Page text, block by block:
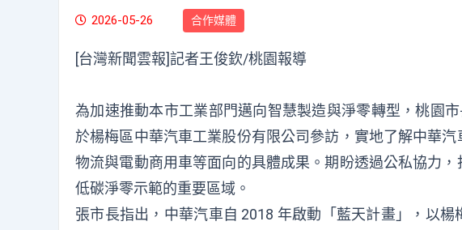
2026-05-26 合作媒體
[台灣新聞雲報]記者王俊欽/桃園報導
為加速推動本市工業部門邁向智慧製造與淨零轉型，桃園
於楊梅區中華汽車工業股份有限公司參訪，實地了解中華
物流與電動商用車等面向的具體成果。期盼透過公私協力
低碳淨零示範的重要區域。
張市長指出，中華汽車自 2018 年啟動「藍天計畫」，以